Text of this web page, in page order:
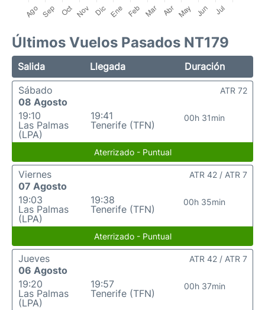
Últimos Vuelos Pasados NT179
Salida Llegada
Duración
Sábado
08 Agosto
19:10
Las Palmas
(LPA)
19:41
Tenerife (TFN)
00h 31min
ATR 72
Aterrizado - Puntual
Viernes
07 Agosto
19:03
Las Palmas
(LPA)
19:38
Tenerife (TFN)
00h 35min
ATR 42 / ATR 7
Aterrizado - Puntual
Jueves
06 Agosto
19:20
Las Palmas
(LPA)
19:57
Tenerife (TFN)
00h 37min
ATR 42 / ATR 7